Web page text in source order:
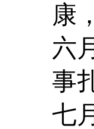
康
六
事
七